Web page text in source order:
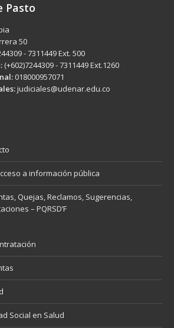
Pasto
50
- 7311449 Ext. 500
(+602)7244309 - 7311449 Ext.1260
018000957071
judiciales@udenar.edu.co
a información pública
Quejas, Reclamos, Sugerencias,
– PQRSD’F
Social en Salud